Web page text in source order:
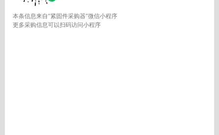
本条信息来自“紧固件采购器”微信小程序
更多采购信息可以扫码访问小程序